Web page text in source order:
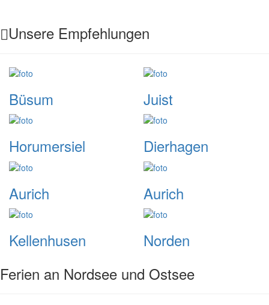
Unsere Empfehlungen
Büsum Juist
Horumersiel Dierhagen
Aurich Aurich
Kellenhusen
Norden
Ferien an Nordsee und Ostsee